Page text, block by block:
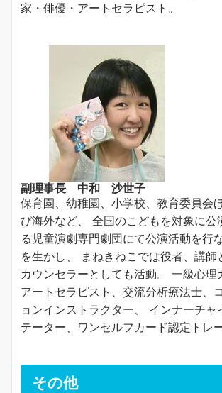
家・俳優・アートセラピスト。
副理事長 中和 沙世子
保育園、幼稚園、小学校、教育委員会
び海外など、 全国のこどもを対象に公
る児童演劇専門劇団にて公演活動を行
を生かし、 まねきねこでは役者、講師
カウンセラーとしても活動。 一級心理
アートセラピスト、交流分析療法士、
ョンインストラクター、 インナーチャ
テーター、ワンセルフカード認定トレ
その他